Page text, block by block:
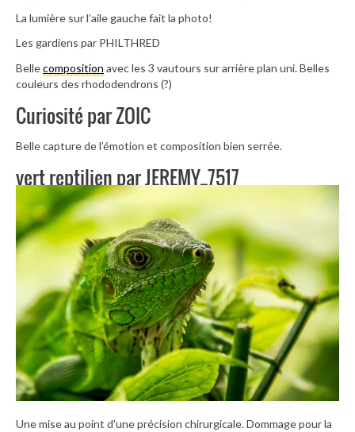
La lumière sur l’aile gauche fait la photo!
Les gardiens par PHILTHRED
Bellecomposition avec les 3 vautours sur arrière plan uni. Belles
couleurs des rhododendrons (?)
Curiosité par ZOIC
Belle capture de l’émotion et composition bien serrée.
vert reptilien par JEREMY_7517
Une mise au point d’une précision chirurgicale. Dommage pour la